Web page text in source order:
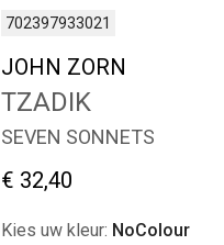
702397933021
JOHN ZORN
TZADIK
SEVEN SONNETS
€ 32,40
Kies uw kleur: NoColour